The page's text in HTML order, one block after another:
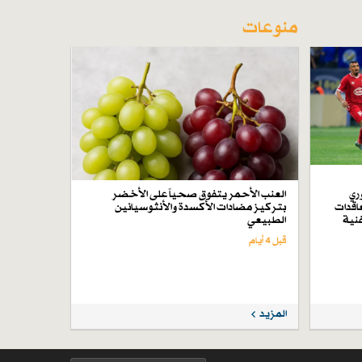
منوعات
العنب الأحمر يتفوق صحياً على الأخضر
بتركيز مضادات الأكسدة والأنثوسيانين
الطبيعي
قبل 4 أيام
المزيد